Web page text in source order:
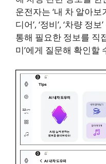
운전자는 ‘내 차 알아보
디어’, ‘정비’, ‘차량 정
통해 필요한 정보를 직
미’에게 질문해 확인할